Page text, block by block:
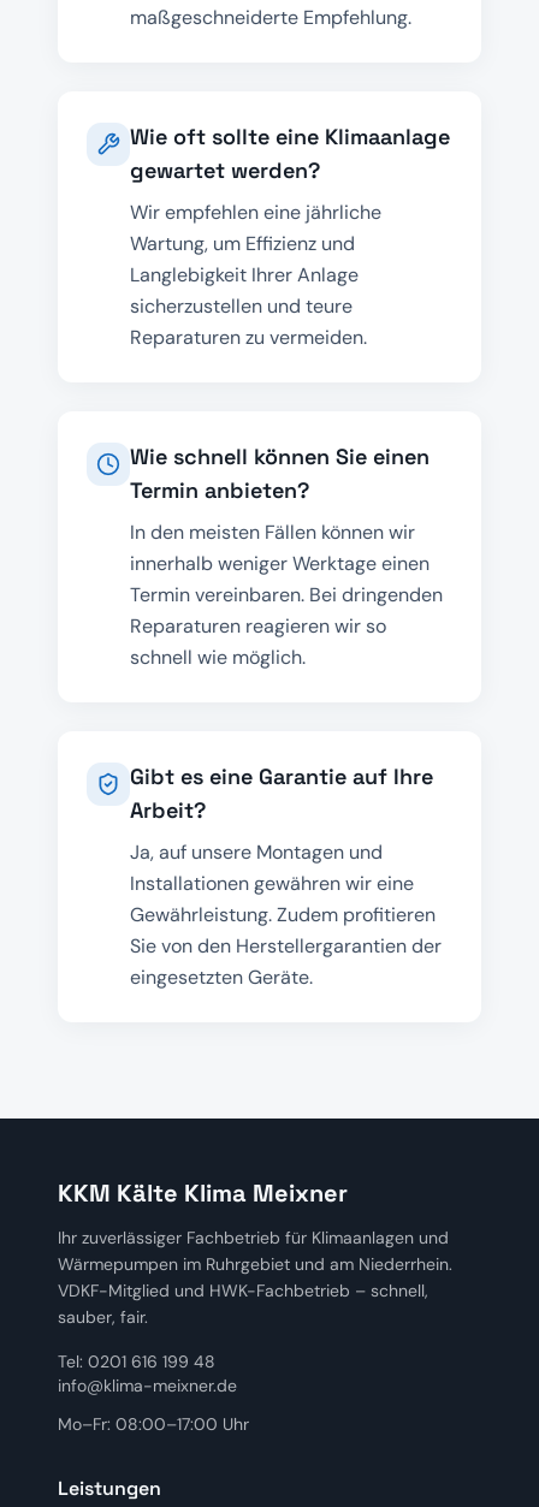
maßgeschneiderte Empfehlung.
Wie oft sollte eine Klimaanlage
gewartet werden?
Wir empfehlen eine jährliche
Wartung, um Effizienz und
Langlebigkeit Ihrer Anlage
sicherzustellen und teure
Reparaturen zu vermeiden.
Wie schnell können Sie einen
Termin anbieten?
In den meisten Fällen können wir
innerhalb weniger Werktage einen
Termin vereinbaren. Bei dringenden
Reparaturen reagieren wir so
schnell wie möglich.
Gibt es eine Garantie auf Ihre
Arbeit?
Ja, auf unsere Montagen und
Installationen gewähren wir eine
Gewährleistung. Zudem profitieren
Sie von den Herstellergarantien der
eingesetzten Geräte.
KKM Kälte Klima Meixner
Ihr zuverlässiger Fachbetrieb für Klimaanlagen und
Wärmepumpen im Ruhrgebiet und am Niederrhein.
VDKF-Mitglied und HWK-Fachbetrieb – schnell,
sauber, fair.
Tel: 0201 616 199 48
info@klima-meixner.de
Mo–Fr: 08:00–17:00 Uhr
Leistungen